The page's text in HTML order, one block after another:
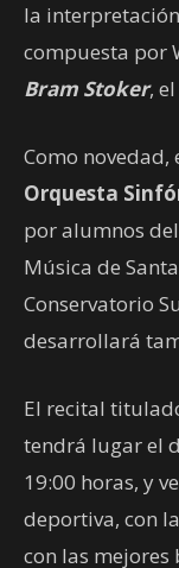
la interpretación
compuesta por
Bram Stoker,
Como novedad,
Orquesta
por alumnos
Música de
Conservatorio
desarrollará
El recital
tendrá lugar el
19:00 horas, y
deportiva, con
con las mejores